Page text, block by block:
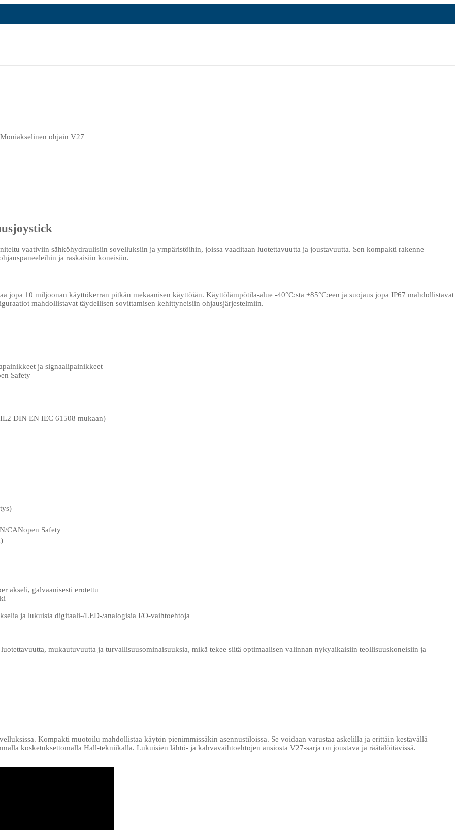
Moniakselinen ohjain V27
vaativiin sähköhydraulisiin sovelluksiin ja ympäristöihin, joissa vaaditaan luotettavuutta ja joustavuutta. Sen kompakti rakenne
ja raskaisiin koneisiin.
jopa 10 miljoonan käyttökerran pitkän mekaanisen käyttöiän. Käyttölämpötila-alue -40°C:sta +85°C:een ja suojaus jopa IP67 mahdollistavat
mahdollistavat täydellisen sovittamisen kehittyneisiin ohjausjärjestelmiin.
ja signaalipainikkeet
Safety
DIN EN IEC 61508 mukaan)
CANopen Safety
akseli, galvaanisesti erotettu
ja lukuisia digitaali-/LED-/analogisia I/O-vaihtoehtoja
mukautuvuutta ja turvallisuusominaisuuksia, mikä tekee siitä optimaalisen valinnan nykyaikaisiin teollisuuskoneisiin ja
Kompakti muotoilu mahdollistaa käytön pienimmissäkin asennustiloissa. Se voidaan varustaa askelilla ja erittäin kestävällä
kosketuksettomalla Hall-tekniikalla. Lukuisien lähtö- ja kahvavaihtoehtojen ansiosta V27-sarja on joustava ja räätälöitävissä.